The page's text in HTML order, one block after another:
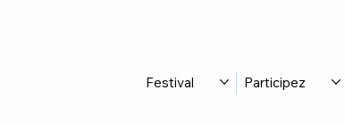
Festival Participez